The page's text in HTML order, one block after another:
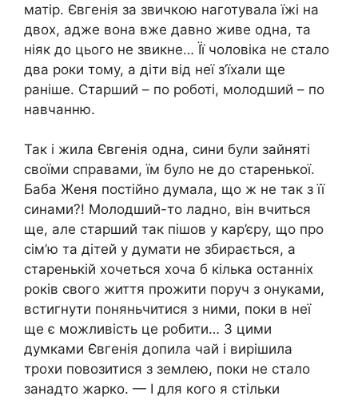
матір. Євгенія за звичкою наготувала їжі на
двох, адже вона вже давно живе одна, та
ніяк до цього не звикне… Її чоловіка не стало
два роки тому, а діти від неї з’їхали ще
раніше. Старший – по роботі, молодший – по
навчанню.
Так і жила Євгенія одна, сини були зайняті
своїми справами, їм було не до старенької.
Баба Женя постійно думала, що ж не так з її
синами?! Молодший-то ладно, він вчиться
ще, але старший так пішов у кар’єру, що про
сім’ю та дітей у думати не збирається, а
старенькій хочеться хоча б кілька останніх
років свого життя прожити поруч з онуками,
встигнути поняньчитися з ними, поки в неї
ще є можливість це робити… З цими
думками Євгенія допила чай і вирішила
трохи повозитися з землею, поки не стало
занадто жарко. — І для кого я стільки